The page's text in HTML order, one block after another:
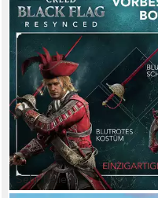
Sehr beliebt